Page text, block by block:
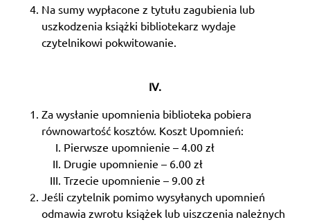
Na sumy wypłacone z tytułu zagubienia lub
uszkodzenia książki bibliotekarz wydaje
czytelnikowi pokwitowanie.
IV.
Za wysłanie upomnienia biblioteka pobiera
równowartość kosztów. Koszt Upomnień:
Pierwsze upomnienie – 4.00 zł
Drugie upomnienie – 6.00 zł
Trzecie upomnienie – 9.00 zł
Jeśli czytelnik pomimo wysyłanych upomnień
odmawia zwrotu książek lub uiszczenia należnych